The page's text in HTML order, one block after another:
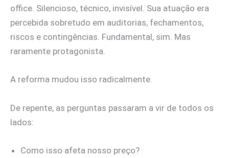
office. Silencioso, técnico, invisível. Sua atuação era
percebida sobretudo em auditorias, fechamentos,
riscos e contingências. Fundamental, sim. Mas
raramente protagonista.
A reforma mudou isso radicalmente.
De repente, as perguntas passaram a vir de todos os
lados:
Como isso afeta nosso preço?